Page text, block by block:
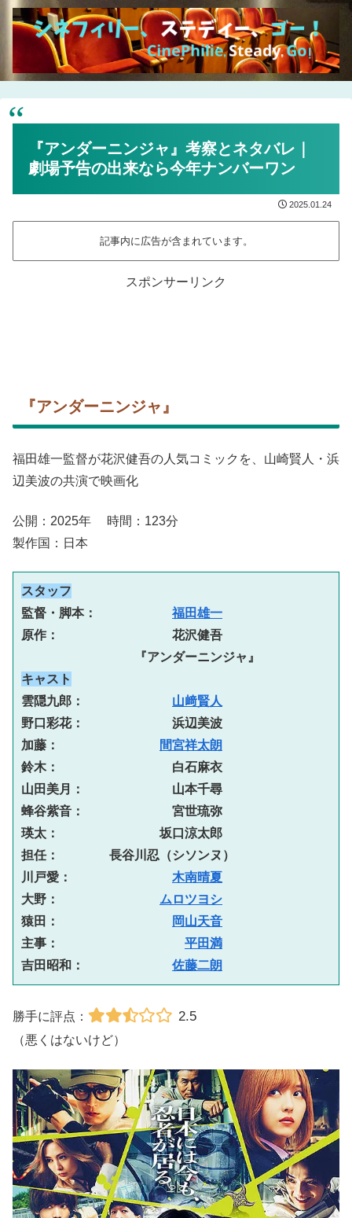
『アンダーニンジャ』考察とネタバレ｜
劇場予告の出来なら今年ナンバーワン
2025.01.24
記事内に広告が含まれています。
スポンサーリンク
『アンダーニンジャ』
福田雄一監督が花沢健吾の人気コミックを、山崎賢人・浜
辺美波の共演で映画化
公開：2025年 時間：123分
製作国：日本
スタッフ
監督・脚本： 福田雄一
原作：　　　　　　　　　花沢健吾
『アンダーニンジャ』
キャスト
雲隠九郎： 山﨑賢人
野口彩花：　　　　　　　浜辺美波
加藤：
間宮祥太朗
鈴木：　　　　　　　　　白石麻衣
山田美月：　　　　　　　山本千尋
蜂谷紫音：　　　　　　　宮世琉弥
瑛太：　　　　　　　　坂口涼太郎
担任：　　　　長谷川忍（シソンヌ）
川戸愛： 木南晴夏
大野： ムロツヨシ
猿田：
岡山天音
主事： 平田満
吉田昭和： 佐藤二朗
勝手に評点： 2.5
（悪くはないけど）